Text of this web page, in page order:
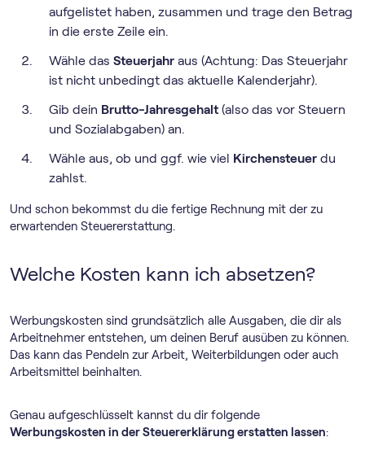
aufgelistet haben, zusammen und trage den Betrag
in die erste Zeile ein.
Wähle das Steuerjahr aus (Achtung: Das Steuerjahr
ist nicht unbedingt das aktuelle Kalenderjahr).
Gib dein Brutto-Jahresgehalt (also das vor Steuern
und Sozialabgaben) an.
Wähle aus, ob und ggf. wie viel Kirchensteuer du
zahlst.
Und schon bekommst du die fertige Rechnung mit der zu
erwartenden Steuererstattung.
Welche Kosten kann ich absetzen?
Werbungskosten sind grundsätzlich alle Ausgaben, die dir als
Arbeitnehmer entstehen, um deinen Beruf ausüben zu können.
Das kann das Pendeln zur Arbeit, Weiterbildungen oder auch
Arbeitsmittel beinhalten.
Genau aufgeschlüsselt kannst du dir folgende
Werbungskosten in der Steuererklärung erstatten lassen: